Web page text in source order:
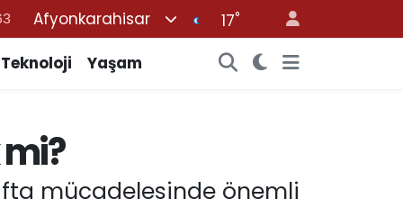
Afyonkarahisar 17°
Teknoloji Yaşam
mücadelesinde önemli